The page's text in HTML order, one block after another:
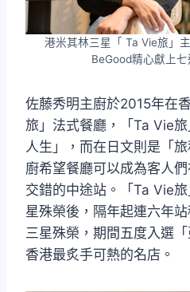
港米其林三星「 Ta Vie旅」
BeGood精心獻上七
佐藤秀明主廚於2015年在
旅」法式餐廳，「Ta Vie
人生」，而在日文則是「
廚希望餐廳可以成為客人
交錯的中途站。「Ta Vie
星殊榮後，隔年起連六年
三星殊榮，期間五度入選
香港最炙手可熱的名店。